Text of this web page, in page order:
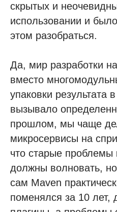
скрытых и
использовании и
этом разобраться.
Да, мир разработки
вместо
упаковки результата
вызывало
прошлом, мы чаще
микросервисы на
что старые
должны волновать,
сам Maven
поменялся за 10 лет,